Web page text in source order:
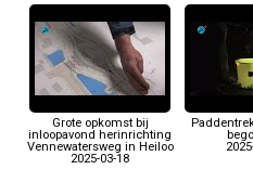
Grote opkomst bij
inloopavond herinrichting
Vennewatersweg in Heiloo
2025-03-18